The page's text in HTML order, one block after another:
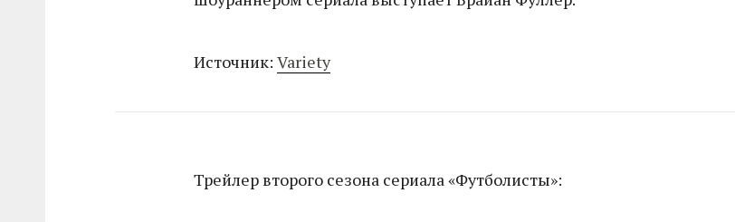
Источник:Variety
Трейлер второго сезона сериала «Футболисты»: